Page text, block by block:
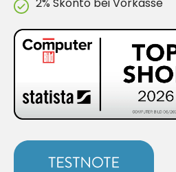
2% Skonto bei Vorkasse